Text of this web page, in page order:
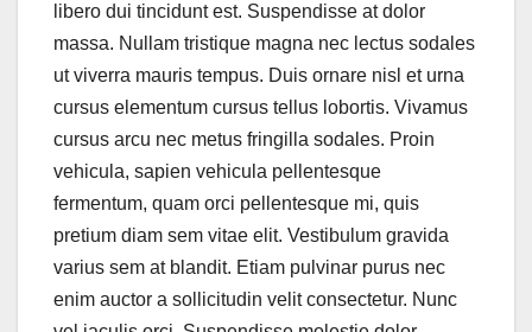
libero dui tincidunt est. Suspendisse at dolor
massa. Nullam tristique magna nec lectus sodales
ut viverra mauris tempus. Duis ornare nisl et urna
cursus elementum cursus tellus lobortis. Vivamus
cursus arcu nec metus fringilla sodales. Proin
vehicula, sapien vehicula pellentesque
fermentum, quam orci pellentesque mi, quis
pretium diam sem vitae elit. Vestibulum gravida
varius sem at blandit. Etiam pulvinar purus nec
enim auctor a sollicitudin velit consectetur. Nunc